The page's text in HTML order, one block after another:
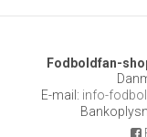
Fodboldfan-
E-mail : info-